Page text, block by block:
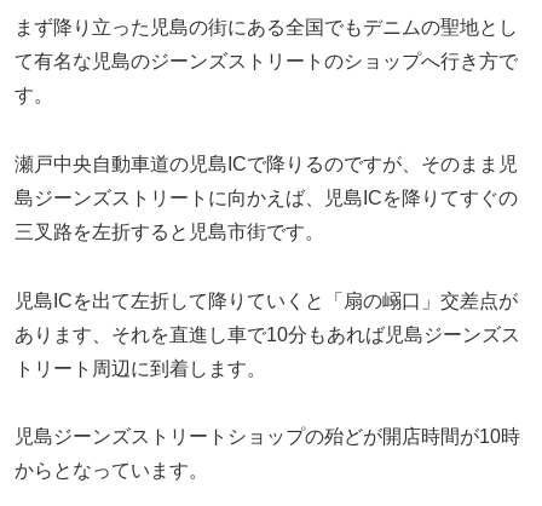
まず降り立った児島の街にある全国でもデニムの聖地とし
て有名な児島のジーンズストリートのショップへ行き方で
す。
瀬戸中央自動車道の児島ICで降りるのですが、そのまま児
島ジーンズストリートに向かえば、児島ICを降りてすぐの
三叉路を左折すると児島市街です。
児島ICを出て左折して降りていくと「扇の嵶口」交差点が
あります、それを直進し車で10分もあれば児島ジーンズス
トリート周辺に到着します。
児島ジーンズストリートショップの殆どが開店時間が10時
からとなっています。